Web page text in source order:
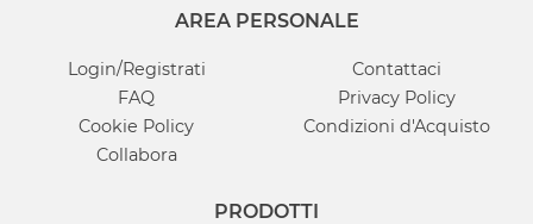
AREA PERSONALE
Login/Registrati
Contattaci
FAQ
Privacy Policy
Cookie Policy
Condizioni d'Acquisto
Collabora
PRODOTTI